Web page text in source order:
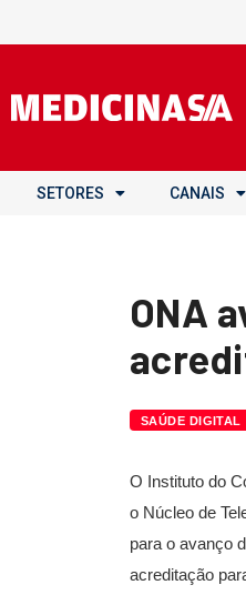
SETORES CANAIS
ONA
SAÚDE DIGITAL
O Instituto do
o Núcleo de
para o avanço
acreditação